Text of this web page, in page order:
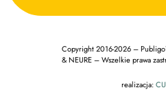
Copyright 2016-2026 –
& NEURE – Wszelkie prawa
realizacja: